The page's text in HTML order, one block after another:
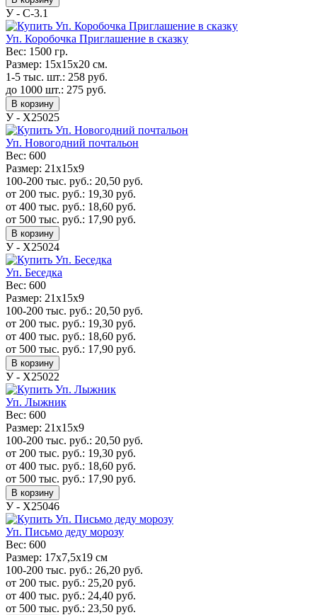
У - C-3.1
Уп. Коробочка Приглашение в сказку
Вес: 1500 гр.
Размер: 15х15х20 см.
1-5 тыс. шт.: 258 руб.
до 1000 шт.: 275 руб.
В корзину
У - Х25025
Уп. Новогодний почтальон
Вес: 600
Размер: 21х15х9
100-200 тыс. руб.: 20,50 руб.
от 200 тыс. руб.: 19,30 руб.
от 400 тыс. руб.: 18,60 руб.
от 500 тыс. руб.: 17,90 руб.
В корзину
У - Х25024
Уп. Беседка
Вес: 600
Размер: 21х15х9
100-200 тыс. руб.: 20,50 руб.
от 200 тыс. руб.: 19,30 руб.
от 400 тыс. руб.: 18,60 руб.
от 500 тыс. руб.: 17,90 руб.
В корзину
У - Х25022
Уп. Лыжник
Вес: 600
Размер: 21х15х9
100-200 тыс. руб.: 20,50 руб.
от 200 тыс. руб.: 19,30 руб.
от 400 тыс. руб.: 18,60 руб.
от 500 тыс. руб.: 17,90 руб.
В корзину
У - Х25046
Уп. Письмо деду морозу
Вес: 600
Размер: 17x7,5x19 см
100-200 тыс. руб.: 26,20 руб.
от 200 тыс. руб.: 25,20 руб.
от 400 тыс. руб.: 24,40 руб.
от 500 тыс. руб.: 23,50 руб.